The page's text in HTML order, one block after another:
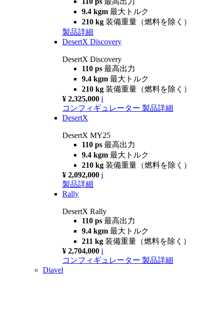
9.4 kgm 最大トルク
210 kg 装備重量（燃料を除く）
製品詳細
DesertX Discovery
DesertX Discovery
110 ps 最高出力
9.4 kgm 最大トルク
210 kg 装備重量（燃料を除く）
¥ 2,325,000 i
コンフィギュレーター 製品詳細
DesertX
DesertX MY25
110 ps 最高出力
9.4 kgm 最大トルク
210 kg 装備重量（燃料を除く）
¥ 2,092,000 i
製品詳細
Rally
DesertX Rally
110 ps 最高出力
9.4 kgm 最大トルク
211 kg 装備重量（燃料を除く）
¥ 2,704,000 i
コンフィギュレーター 製品詳細
Diavel